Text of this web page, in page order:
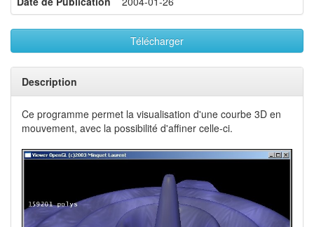
Télécharger
Description
Ce programme permet la visualisation d'une courbe 3D en
mouvement, avec la possibilité d'affiner celle-ci.